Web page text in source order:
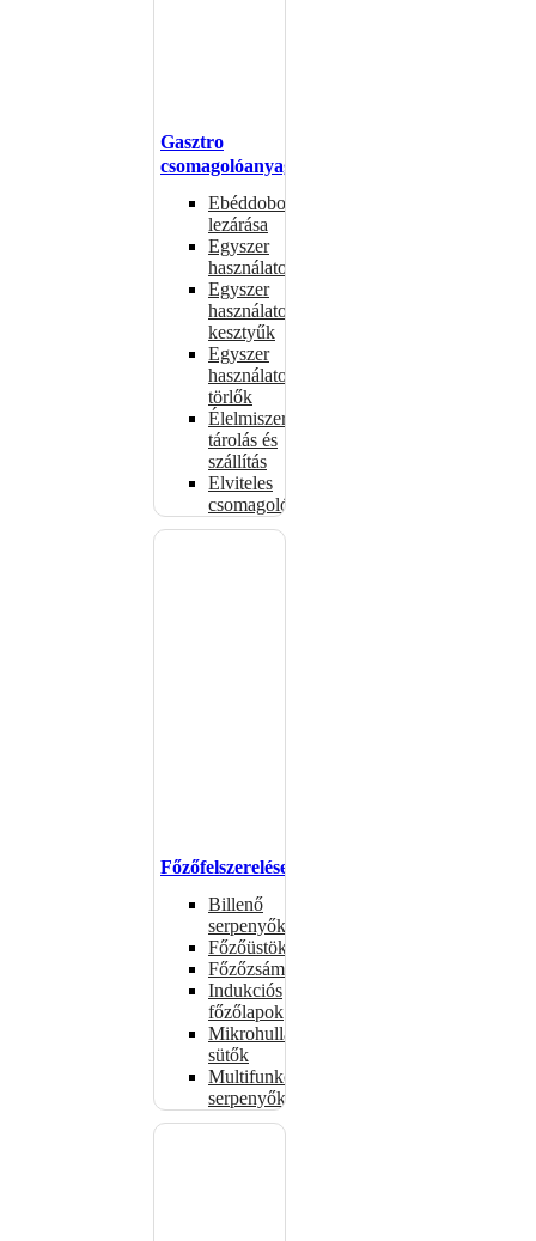
Gasztro
csomagolóanyagok
Ebéddobozok
lezárása
Egyszer
használatos
Egyszer
használatos
kesztyűk
Egyszer
használatos
törlők
Élelmiszer-
tárolás és
szállítás
Elviteles
csomagolóanyagok
Főzőfelszerelések
Billenő
serpenyők
Főzőüstök
Főzőzsámolyok
Indukciós
főzőlapok
Mikrohullámú
sütők
Multifunkciós
serpenyők